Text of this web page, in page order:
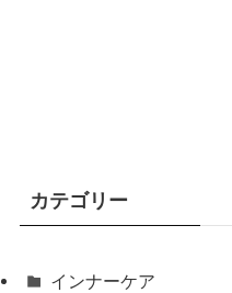
カテゴリー
インナーケア